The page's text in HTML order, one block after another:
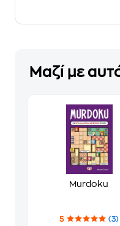
Μαζί με
Murdoku
5
(3)